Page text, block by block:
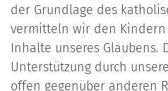
der Grundlage des
vermitteln wir den Kindern
Inhalte unseres Glaubens.
Unterstützung durch
offen gegenüber anderen